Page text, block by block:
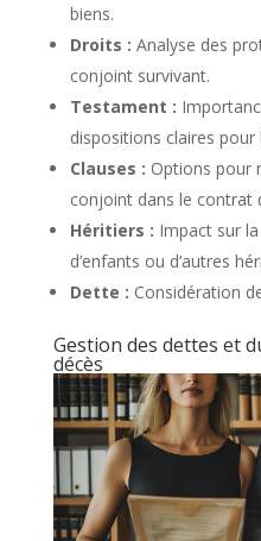
biens.
Droits : Analyse des
conjoint survivant.
Testament :
dispositions claires
Clauses : Options pour
conjoint dans le contrat
Héritiers : Impact sur
d’enfants ou d’autres
Dette : Considération
Gestion des dettes et
décès